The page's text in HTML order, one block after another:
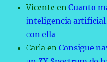
Vicente enCuanto
inteligencia
con ella
Carla enConsigue